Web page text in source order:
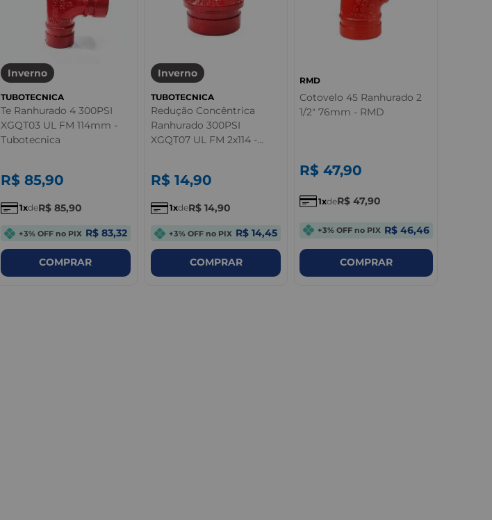
Inverno
TUBOTECNICA
Te Ranhurado 4 300PSI
XGQT03 UL FM 114mm -
Tubotecnica
R$ 85,90
1 deR$ 85,90
+3% OFF no PIX R$ 83,32
COMPRAR
Inverno
TUBOTECNICA
Redução Concêntrica
Ranhurado 300PSI
XGQT07 UL FM 2x114 -
R$ 14,90
1 deR$ 14,90
+3% OFF no PIX R$ 14,45
COMPRAR
RMD
Cotovelo 45 Ranhurado 2
1/2" 76mm - RMD
R$ 47,90
1 deR$ 47,90
+3% OFF no PIX R$ 46,46
COMPRAR